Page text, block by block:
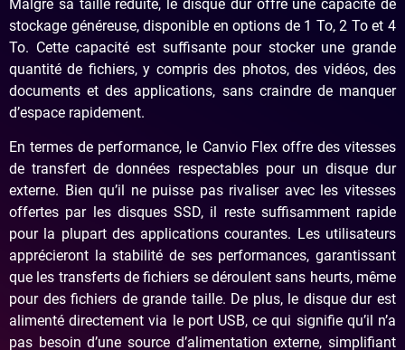
Malgré sa taille réduite, le disque dur offre une capacité de
stockage généreuse, disponible en options de 1 To, 2 To et 4
To. Cette capacité est suffisante pour stocker une grande
quantité de fichiers, y compris des photos, des vidéos, des
documents et des applications, sans craindre de manquer
d’espace rapidement.
En termes de performance, le Canvio Flex offre des vitesses
de transfert de données respectables pour un disque dur
externe. Bien qu’il ne puisse pas rivaliser avec les vitesses
offertes par les disques SSD, il reste suffisamment rapide
pour la plupart des applications courantes. Les utilisateurs
apprécieront la stabilité de ses performances, garantissant
que les transferts de fichiers se déroulent sans heurts, même
pour des fichiers de grande taille. De plus, le disque dur est
alimenté directement via le port USB, ce qui signifie qu’il n’a
pas besoin d’une source d’alimentation externe, simplifiant